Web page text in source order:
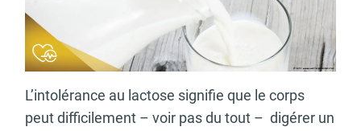
L’intolérance au lactose signifie que le corps
peut difficilement – voir pas du tout – digérer un